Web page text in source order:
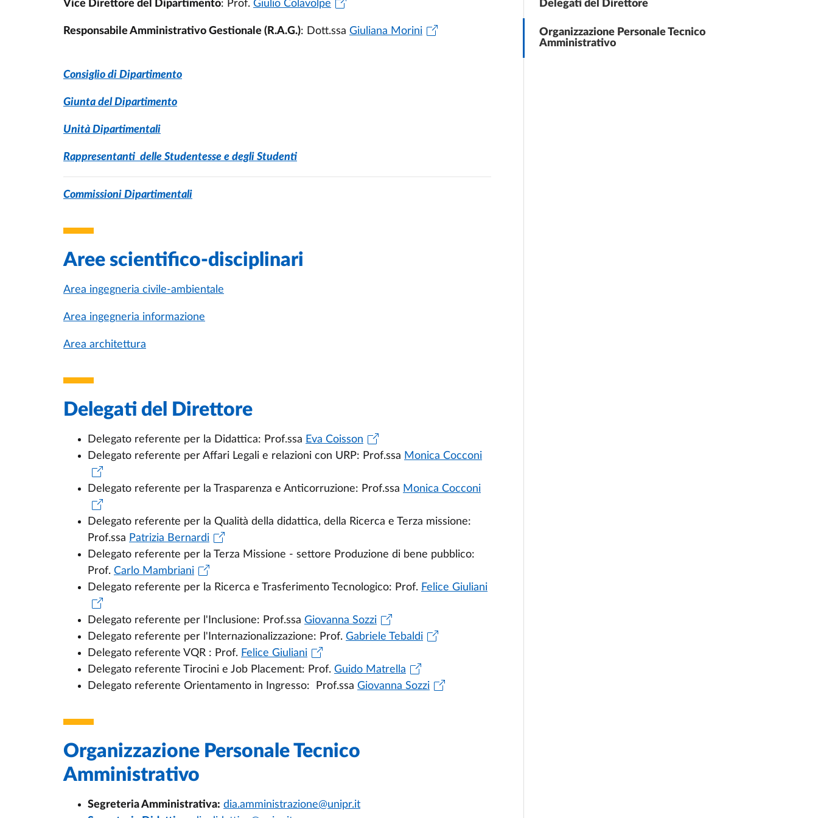
Delegati del Direttore
Organizzazione Personale Tecnico
Amministrativo
Vice Direttore del Dipartimento: Prof.Giulio Colavolpe
Responsabile Amministrativo Gestionale (R.A.G.): Dott.ssaGiuliana Morini
Consiglio di Dipartimento
Giunta del Dipartimento
Unità Dipartimentali
Rappresentanti delle Studentesse e degli Studenti
Commissioni Dipartimentali
Aree scientifico-disciplinari
Area ingegneria civile-ambientale
Area ingegneria informazione
Area architettura
Delegati del Direttore
Delegato referente per la Didattica: Prof.ssa Eva Coisson
Delegato referente per Affari Legali e relazioni con URP: Prof.ssa Monica Cocconi
Delegato referente per la Trasparenza e Anticorruzione: Prof.ssa Monica Cocconi
Delegato referente per la Qualità della didattica, della Ricerca e Terza missione:
Prof.ssa Patrizia Bernardi
Delegato referente per la Terza Missione - settore Produzione di bene pubblico:
Prof.Carlo Mambriani
Delegato referente per la Ricerca e Trasferimento Tecnologico: Prof. Felice Giuliani
Delegato referente per l'Inclusione: Prof.ssaGiovanna Sozzi
Delegato referente per l'Internazionalizzazione: Prof.Gabriele Tebaldi
Delegato referente VQR : Prof. Felice Giuliani
Delegato referente Tirocini e Job Placement: Prof.Guido Matrella
Delegato referente Orientamento in Ingresso: Prof.ssaGiovanna Sozzi
Organizzazione Personale Tecnico
Amministrativo
Segreteria Amministrativa: dia.amministrazione@unipr.it